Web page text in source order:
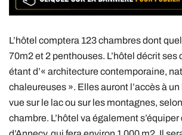
L’hôtel comptera 123 chambres dont
70m2 et 2 penthouses. L’hôtel décrit
étant d’« architecture contemporaine,
chaleureuses ». Elles auront l’accès à
vue sur le lac ou sur les montagnes,
chambre. L’hôtel va également